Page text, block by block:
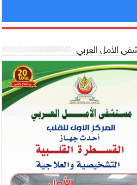
الأمل العربي